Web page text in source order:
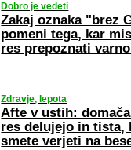
Dobro je vedeti
Zakaj oznaka "brez
pomeni tega, kar
res prepoznati
Zdravje, lepota
Afte v ustih:
res delujejo in tista,
smete verjeti na